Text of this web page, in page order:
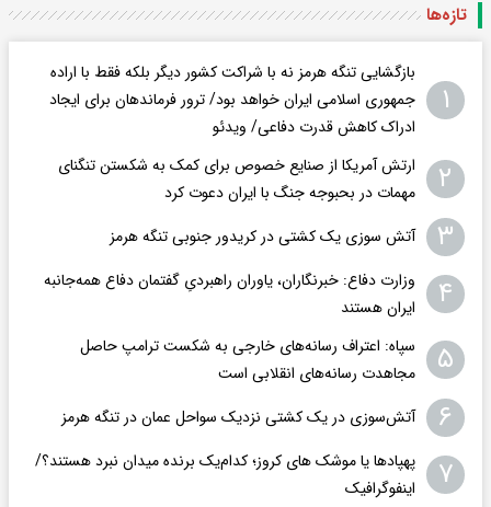
تازه‌ها
۱
بازگشایی تنگه هرمز نه با شراکت کشور دیگر بلکه فقط با اراده
جمهوری اسلامی ایران خواهد بود/ ترور فرماندهان برای ایجاد
ادراک کاهش قدرت دفاعی/ ویدئو
۲
ارتش آمریکا از صنایع خصوص برای کمک به شکستن تنگنای
مهمات در بحبوجه جنگ با ایران دعوت کرد
۳ آتش سوزی یک کشتی در کریدور جنوبی تنگه هرمز
۴
وزارت دفاع: خبرنگاران، یاوران راهبردیِ گفتمان دفاع همه‌جانبه
ایران هستند
۵
سپاه: اعتراف رسانه‌های خارجی به شکست ترامپ حاصل
مجاهدت رسانه‌های انقلابی است
۶ آتش‌سوزی در یک کشتی نزدیک سواحل عمان در تنگه هرمز
۷
پهپادها یا موشک های کروز؛ کدام‌یک برنده میدان نبرد هستند؟/
اینفوگرافیک